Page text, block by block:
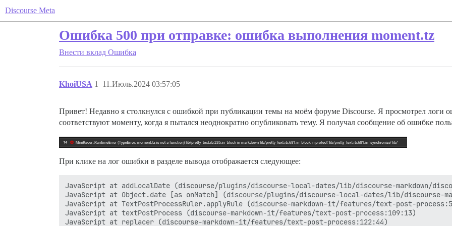
Discourse Meta
Ошибка 500 при отправке: ошибка выполнения moment.tz
Внести вклад Ошибка
KhoiUSA 11.Июль.2024 03:57:05
1
Привет! Недавно я столкнулся с ошибкой при публикации темы на моём форуме Discourse. Я просмотрел логи
соответствуют моменту, когда я пытался неоднократно опубликовать тему. Я получал сообщение об ошибке
При клике на лог ошибки в разделе вывода отображается следующее:
JavaScript at addLocalDate (discourse/plugins/discourse-local-dates/lib/discourse-markdown/
JavaScript at Object.date [as onMatch] (discourse/plugins/discourse-local-dates/lib/discourse-
JavaScript at TextPostProcessRuler.applyRule (discourse-markdown-it/features/text-post-
JavaScript at textPostProcess (discourse-markdown-it/features/text-post-process:109:13)
JavaScript at replacer (discourse-markdown-it/features/text-post-process:122:44)